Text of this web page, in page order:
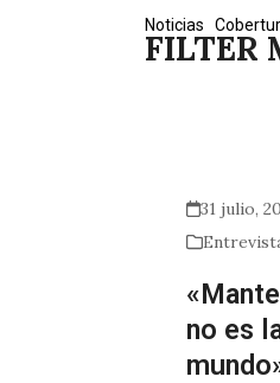
FILTER
Noticias
31 julio,
no es